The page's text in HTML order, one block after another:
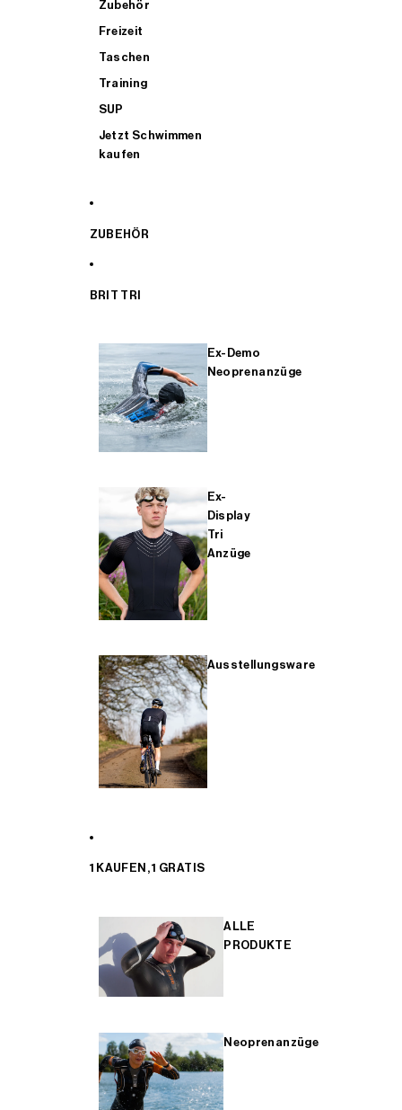
Zubehör
Freizeit
Taschen
Training
SUP
Jetzt Schwimmen
kaufen
ZUBEHÖR
BRIT TRI
Ex-Demo
Neoprenanzüge
Ex-
Display
Tri
Anzüge
Ausstellungsware
1 KAUFEN, 1 GRATIS
ALLE
PRODUKTE
Neoprenanzüge